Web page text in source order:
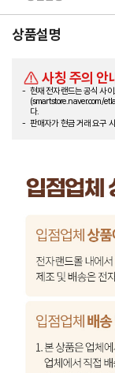
상품설명
사칭 주의 안
현재 전자랜드는 공식 사
(smartstore.naver.com/
다.
판매자가 현금 거래 요구